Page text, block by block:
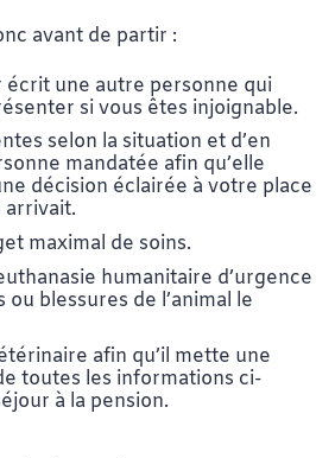
avant de partir :
écrit une autre personne qui
si vous êtes injoignable.
selon la situation et d’en
mandatée afin qu’elle
décision éclairée à votre place
arrivait.
maximal de soins.
humanitaire d’urgence
ou blessures de l’animal le
afin qu’il mette une
toutes les informations ci-
à la pension.